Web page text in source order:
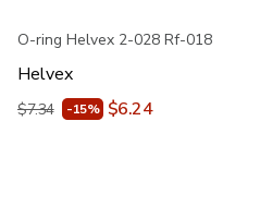
O-ring Helvex 2-028 Rf-018
Helvex
$7.34 -15% $6.24